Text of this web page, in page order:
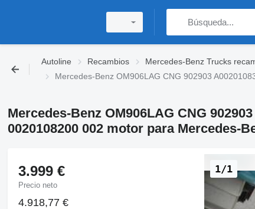
Autoline Recambios Mercedes-Benz Trucks
Mercedes-Benz OM906LAG CNG 902903
Mercedes-Benz OM906LAG CNG
0020108200 002 motor para Mercedes-
1/1
3.999 €
Precio neto
4.918,77 €